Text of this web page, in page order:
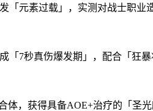
「元素过载」，实测对战士职
「7秒真伤爆发期」，配合「狂
，获得具备AOE+治疗的「圣